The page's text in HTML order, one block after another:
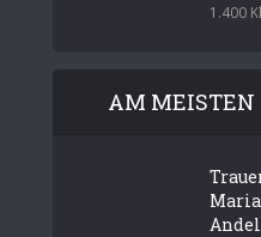
1.400
AM MEISTEN